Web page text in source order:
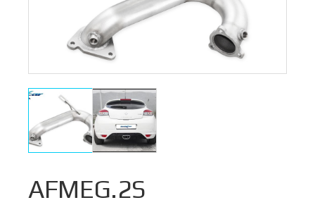
AFMEG.2S